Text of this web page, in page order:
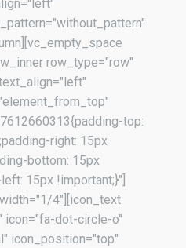
row_type="row"
top:
right: 15px
bottom: 15px
15px !important;}"]
4"][icon_text
icon="fa-dot-circle-o"
icon_position="top"